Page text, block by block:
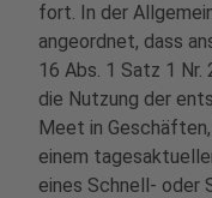
fort. In der
angeordnet, dass
16 Abs. 1 Satz 1
die Nutzung der
Meet in
einem
eines Schnell- oder